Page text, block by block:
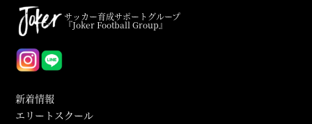
サッカー育成サポートグループ
『Joker Football Group』
新着情報
エリートスクール